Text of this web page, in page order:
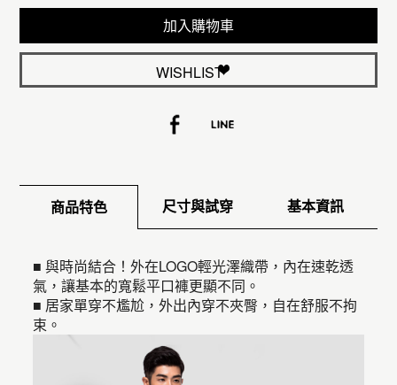
加入購物車
WISHLIST
商品特色 尺寸與試穿 基本資訊
■ 與時尚結合！外在LOGO輕光澤織帶，內在速乾透
氣，讓基本的寬鬆平口褲更顯不同。
■ 居家單穿不尷尬，外出內穿不夾臀，自在舒服不拘
束。